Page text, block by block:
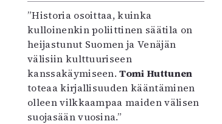
”Historia osoittaa, kuinka
kulloinenkin poliittinen säätila on
heijastunut Suomen ja Venäjän
välisiin kulttuuriseen
kanssakäymiseen.Tomi Huttunen
toteaa kirjallisuuden kääntäminen
olleen vilkkaampaa maiden välisen
suojasään vuosina.”